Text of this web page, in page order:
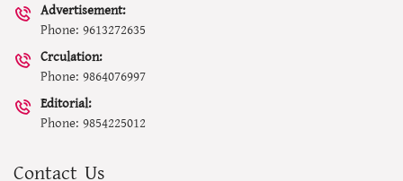
Advertisement:
Phone: 9613272635
Crculation:
Phone: 9864076997
Editorial:
Phone: 9854225012
Contact Us